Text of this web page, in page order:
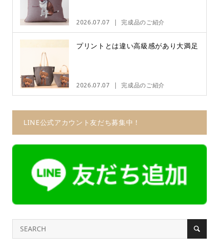
2026.07.07 完成品のご紹介
プリントとは違い高級感があり大満足
2026.07.07 完成品のご紹介
LINE公式アカウント友だち募集中！